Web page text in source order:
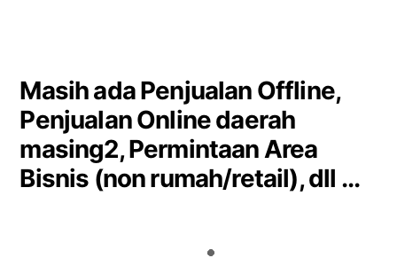
Masih ada Penjualan Offline,
Penjualan Online daerah
masing2, Permintaan Area
Bisnis (non rumah/retail), dll ...